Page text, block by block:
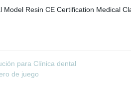
para Clínica dental
de juego